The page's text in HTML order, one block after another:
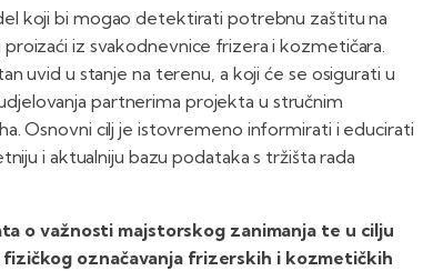
koji bi mogao detektirati potrebnu zaštitu na
iz svakodnevnice frizera i kozmetičara.
uvid u stanje na terenu, a koji će se osigurati u
partnerima projekta u stručnim
Osnovni cilj je istovremeno informirati i educirati
i aktualniju bazu podataka s tržišta rada
o važnosti majstorskog zanimanja te u cilju
označavanja frizerskih i kozmetičkih